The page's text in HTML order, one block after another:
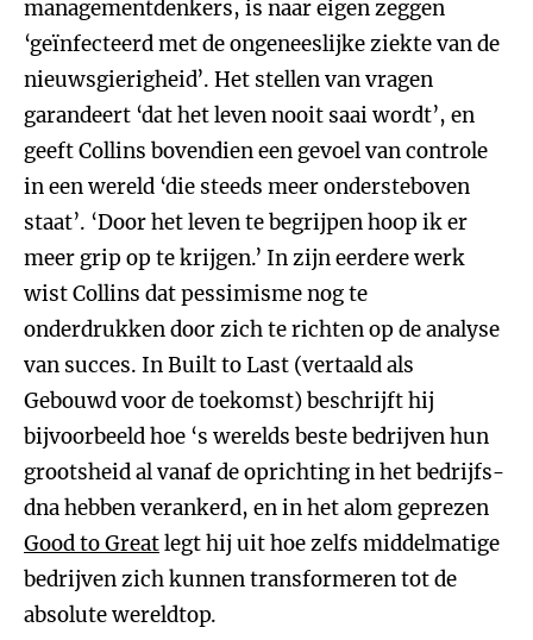
managementdenkers, is naar eigen zeggen
‘geïnfecteerd met de ongeneeslijke ziekte van de
nieuwsgierigheid’. Het stellen van vragen
garandeert ‘dat het leven nooit saai wordt’, en
geeft Collins bovendien een gevoel van controle
in een wereld ‘die steeds meer ondersteboven
staat’. ‘Door het leven te begrijpen hoop ik er
meer grip op te krijgen.’ In zijn eerdere werk
wist Collins dat pessimisme nog te
onderdrukken door zich te richten op de analyse
van succes. In Built to Last (vertaald als
Gebouwd voor de toekomst) beschrijft hij
bijvoorbeeld hoe ‘s werelds beste bedrijven hun
grootsheid al vanaf de oprichting in het bedrijfs-
dna hebben verankerd, en in het alom geprezen
Good to Greatlegt hij uit hoe zelfs middelmatige
bedrijven zich kunnen transformeren tot de
absolute wereldtop.